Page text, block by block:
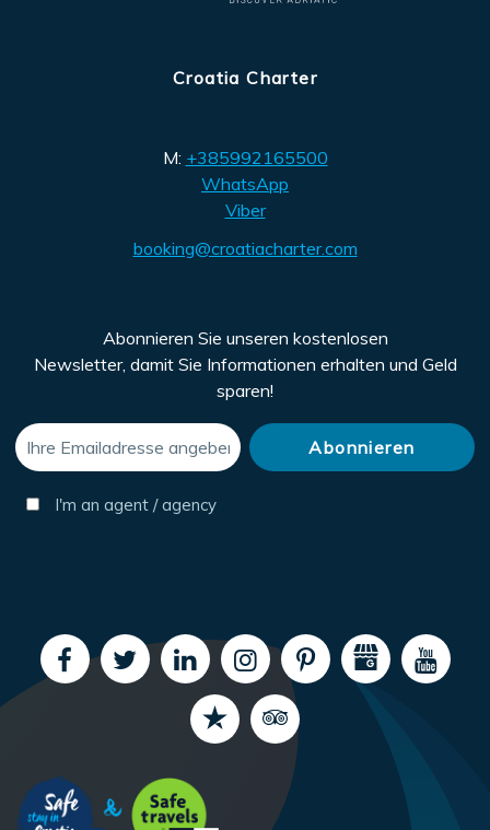
Croatia Charter
M: +385992165500
WhatsApp
Viber
booking@croatiacharter.com
Abonnieren Sie unseren kostenlosen
Newsletter, damit Sie Informationen erhalten und Geld
sparen!
I'm an agent / agency